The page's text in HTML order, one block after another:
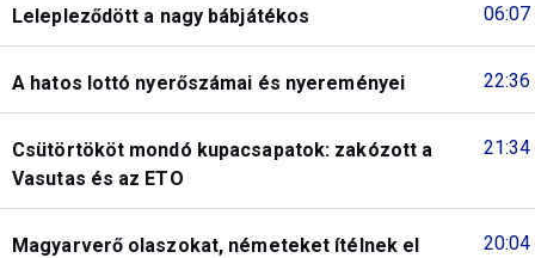
06:07
Lelepleződött a nagy bábjátékos
22:36
A hatos lottó nyerőszámai és nyereményei
21:34
Csütörtököt mondó kupacsapatok: zakózott a
Vasutas és az ETO
20:04
Magyarverő olaszokat, németeket ítélnek el